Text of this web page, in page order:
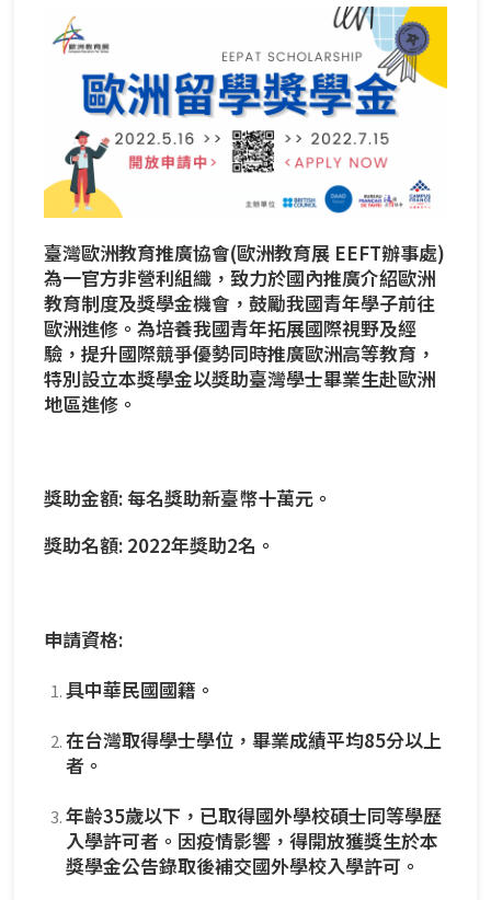
臺灣歐洲教育推廣協會(歐洲教育展 EEFT辦事處)
為一官方非營利組織，致力於國內推廣介紹歐洲
教育制度及獎學金機會，鼓勵我國青年學子前往
歐洲進修。為培養我國青年拓展國際視野及經
驗，提升國際競爭優勢同時推廣歐洲高等教育，
特別設立本獎學金以獎助臺灣學士畢業生赴歐洲
地區進修。
獎助金額: 每名獎助新臺幣十萬元。
獎助名額: 2022年獎助2名。
申請資格:
具中華民國國籍。
在台灣取得學士學位，畢業成績平均85分以上
者。
年齡35歲以下，已取得國外學校碩士同等學歷
入學許可者。因疫情影響，得開放獲獎生於本
獎學金公告錄取後補交國外學校入學許可。